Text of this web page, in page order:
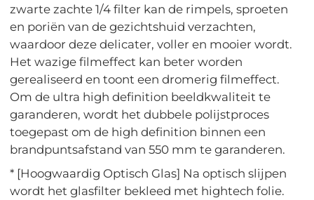
zwarte zachte 1/4 filter kan de rimpels, sproeten
en poriën van de gezichtshuid verzachten,
waardoor deze delicater, voller en mooier wordt.
Het wazige filmeffect kan beter worden
gerealiseerd en toont een dromerig filmeffect.
Om de ultra high definition beeldkwaliteit te
garanderen, wordt het dubbele polijstproces
toegepast om de high definition binnen een
brandpuntsafstand van 550 mm te garanderen.
* [Hoogwaardig Optisch Glas] Na optisch slijpen
wordt het glasfilter bekleed met hightech folie.